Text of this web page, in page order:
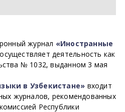
журнал «Иностранные
осуществляет деятельность как
№ 1032, выданном 3 мая
в Узбекистане» входит
журналов, рекомендованных
Республики